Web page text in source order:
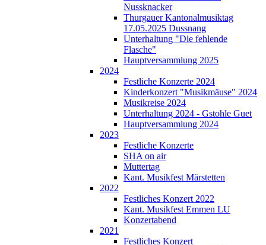
Nussknacker
Thurgauer Kantonalmusiktag
17.05.2025 Dussnang
Unterhaltung "Die fehlende
Flasche"
Hauptversammlung 2025
2024
Festliche Konzerte 2024
Kinderkonzert "Musikmäuse" 2024
Musikreise 2024
Unterhaltung 2024 - Gstohle Guet
Hauptversammlung 2024
2023
Festliche Konzerte
SHA on air
Muttertag
Kant. Musikfest Märstetten
2022
Festliches Konzert 2022
Kant. Musikfest Emmen LU
Konzertabend
2021
Festliches Konzert